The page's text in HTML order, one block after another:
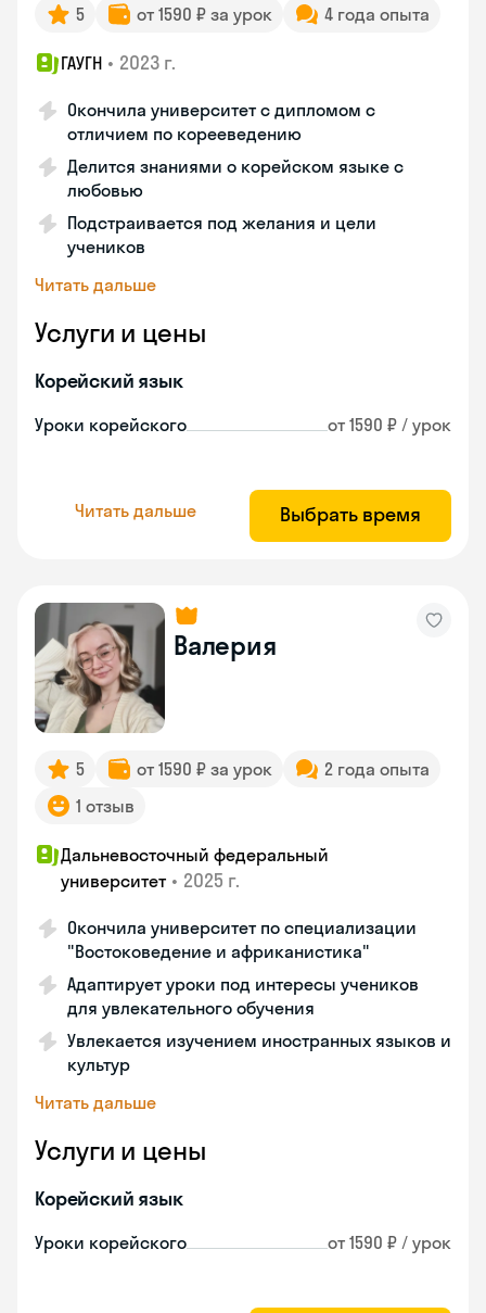
5 от 1590 ₽ за урок 4 года опыта
ГАУГН • 2023 г.
Окончила университет с дипломом с
отличием по корееведению
Делится знаниями о корейском языке с
любовью
Подстраивается под желания и цели
учеников
Читать дальше
Услуги и цены
Корейский язык
Уроки корейского от 1590 ₽ / урок
Читать дальше Выбрать время
Валерия
5 от 1590 ₽ за урок
2 года опыта
1 отзыв
Дальневосточный федеральный
университет • 2025 г.
Окончила университет по специализации
"Востоковедение и африканистика"
Адаптирует уроки под интересы учеников
для увлекательного обучения
Увлекается изучением иностранных языков и
культур
Читать дальше
Услуги и цены
Корейский язык
Уроки корейского от 1590 ₽ / урок